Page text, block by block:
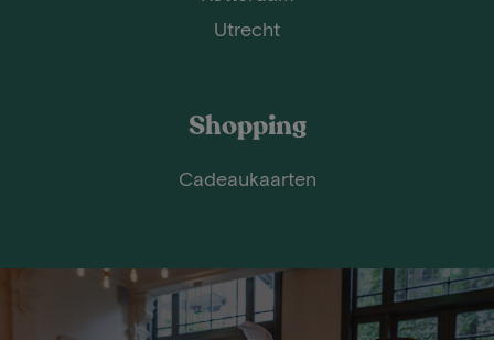
Utrecht
Shopping
Cadeaukaarten